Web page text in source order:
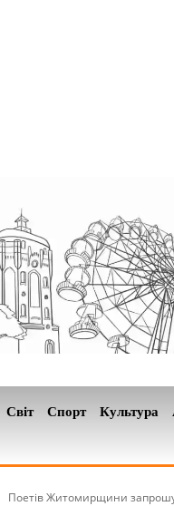
Світ Спорт Культура
Поетів Житомирщини